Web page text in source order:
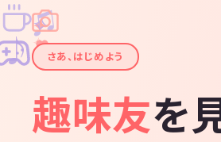
✦
✦
✧
✧
♪
♫
さあ、はじめよう
趣味友を